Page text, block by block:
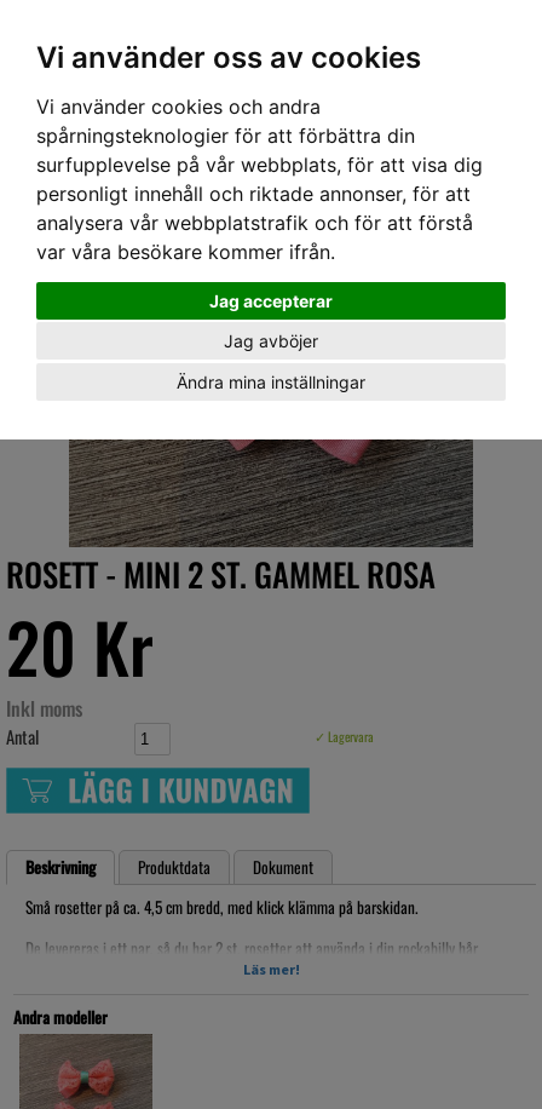
Vi använder oss av cookies
Vi använder cookies och andra
spårningsteknologier för att förbättra din
surfupplevelse på vår webbplats, för att visa dig
personligt innehåll och riktade annonser, för att
analysera vår webbplatstrafik och för att förstå
var våra besökare kommer ifrån.
Jag accepterar
Jag avböjer
Ändra mina inställningar
Hem› ACCESSOARER ›HÅRACCESSOARER › ROSETT - MINI 2 ST. GAMMEL ROSA
ROSETT - MINI 2 ST. GAMMEL ROSA
20 Kr
Inkl moms
Antal ✓ Lagervara
Beskrivning Produktdata
Dokument
Små rosetter på ca. 4,5 cm bredd, med klick klämma på barskidan.
De levereras i ett par, så du har 2 st. rosetter att använda i din rockabilly hår
uppsättning eller på toffsarna på lilla tjejen osv. !!
Läs mer!
Andra modeller